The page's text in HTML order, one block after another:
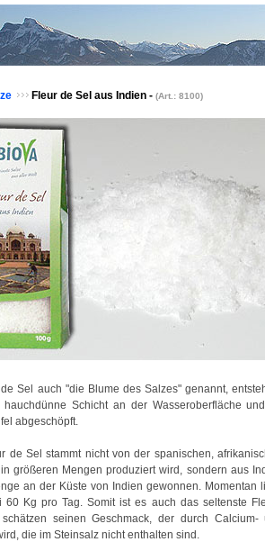
Fleur de Sel aus Indien - (Art.: 8100)
Sel auch "die Blume des Salzes" genannt,
hauchdünne Schicht an der Wasseroberfläche
abgeschöpft.
de Sel stammt nicht von der spanischen,
größeren Mengen produziert wird, sondern aus
an der Küste von Indien gewonnen. Momentan
60 Kg pro Tag. Somit ist es auch das seltenste
schätzen seinen Geschmack, der durch Calcium-
die im Steinsalz nicht enthalten sind.